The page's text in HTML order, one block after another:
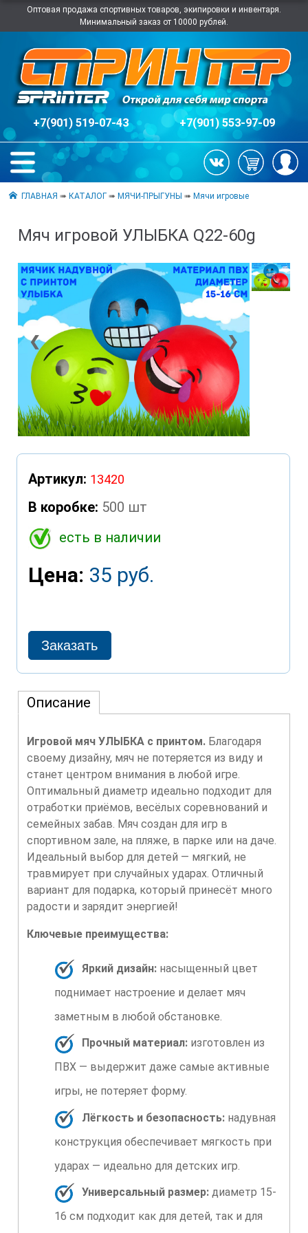
Оптовая продажа спортивных товаров, экипировки и инвентаря.
Минимальный заказ от 10000 рублей.
+7(901) 519-07-43 +7(901) 553-97-09
ГЛАВНАЯ ➠КАТАЛОГ ➠МЯЧИ-ПРЫГУНЫ ➠Мячи игровые
Мяч игровой УЛЫБКА Q22-60g
❮ ❯
Артикул: 13420
В коробке: 500 шт
есть в наличии
Цена: 35 руб.
Описание
Игровой мяч УЛЫБКА с принтом.Благодаря
своему дизайну, мяч не потеряется из виду и
станет центром внимания в любой игре.
Оптимальный диаметр идеально подходит для
отработки приёмов, весёлых соревнований и
семейных забав. Мяч создан для игр в
спортивном зале, на пляже, в парке или на даче.
Идеальный выбор для детей — мягкий, не
травмирует при случайных ударах. Отличный
вариант для подарка, который принесёт много
радости и зарядит энергией!
Ключевые преимущества:
Яркий дизайн:насыщенный цвет
поднимает настроение и делает мяч
заметным в любой обстановке.
Прочный материал:изготовлен из
ПВХ — выдержит даже самые активные
игры, не потеряет форму.
Лёгкость и безопасность:надувная
конструкция обеспечивает мягкость при
ударах — идеально для детских игр.
Универсальный размер:диаметр 15-
16 см подходит как для детей, так и для